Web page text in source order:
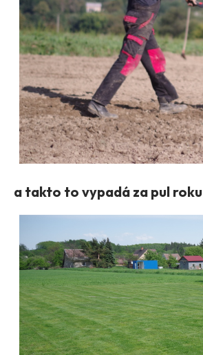
a takto to vypadá za pul roku